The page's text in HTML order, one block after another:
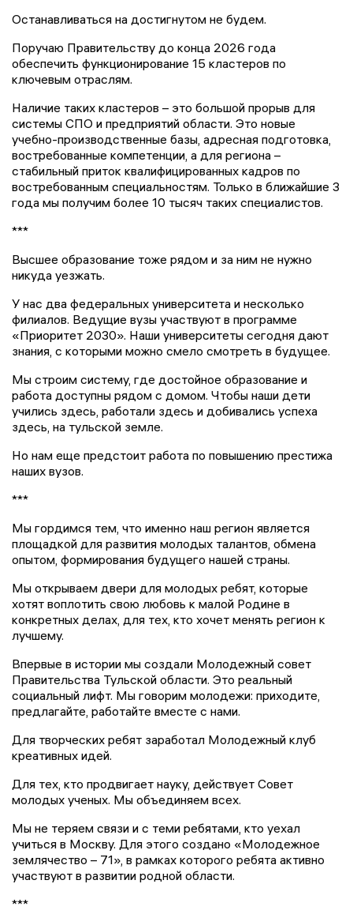
Останавливаться на достигнутом не будем.
Поручаю Правительству до конца 2026 года
обеспечить функционирование 15 кластеров по
ключевым отраслям.
Наличие таких кластеров – это большой прорыв для
системы СПО и предприятий области. Это новые
учебно-производственные базы, адресная подготовка,
востребованные компетенции, а для региона –
стабильный приток квалифицированных кадров по
востребованным специальностям. Только в ближайшие 3
года мы получим более 10 тысяч таких специалистов.
***
Высшее образование тоже рядом и за ним не нужно
никуда уезжать.
У нас два федеральных университета и несколько
филиалов. Ведущие вузы участвуют в программе
«Приоритет 2030». Наши университеты сегодня дают
знания, с которыми можно смело смотреть в будущее.
Мы строим систему, где достойное образование и
работа доступны рядом с домом. Чтобы наши дети
учились здесь, работали здесь и добивались успеха
здесь, на тульской земле.
Но нам еще предстоит работа по повышению престижа
наших вузов.
***
Мы гордимся тем, что именно наш регион является
площадкой для развития молодых талантов, обмена
опытом, формирования будущего нашей страны.
Мы открываем двери для молодых ребят, которые
хотят воплотить свою любовь к малой Родине в
конкретных делах, для тех, кто хочет менять регион к
лучшему.
Впервые в истории мы создали Молодежный совет
Правительства Тульской области. Это реальный
социальный лифт. Мы говорим молодежи: приходите,
предлагайте, работайте вместе с нами.
Для творческих ребят заработал Молодежный клуб
креативных идей.
Для тех, кто продвигает науку, действует Совет
молодых ученых. Мы объединяем всех.
Мы не теряем связи и с теми ребятами, кто уехал
учиться в Москву. Для этого создано «Молодежное
землячество – 71», в рамках которого ребята активно
участвуют в развитии родной области.
***